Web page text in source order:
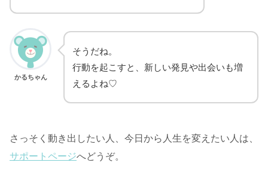
かるちゃん
そうだね。
行動を起こすと、新しい発見や出会いも増
えるよね♡
さっそく動き出したい人、今日から人生を変えたい人は、
サポートページへどうぞ。